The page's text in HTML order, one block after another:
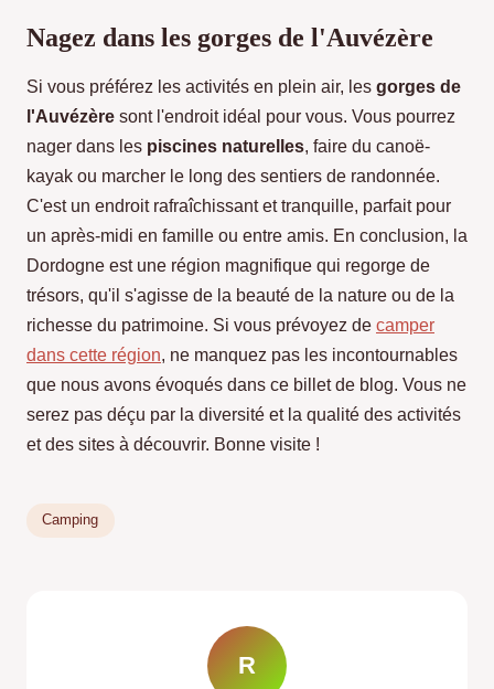
Nagez dans les gorges de l'Auvézère
Si vous préférez les activités en plein air, les gorges de
l'Auvézère sont l'endroit idéal pour vous. Vous pourrez
nager dans les piscines naturelles, faire du canoë-
kayak ou marcher le long des sentiers de randonnée.
C'est un endroit rafraîchissant et tranquille, parfait pour
un après-midi en famille ou entre amis. En conclusion, la
Dordogne est une région magnifique qui regorge de
trésors, qu'il s'agisse de la beauté de la nature ou de la
richesse du patrimoine. Si vous prévoyez de camper
dans cette région, ne manquez pas les incontournables
que nous avons évoqués dans ce billet de blog. Vous ne
serez pas déçu par la diversité et la qualité des activités
et des sites à découvrir. Bonne visite !
Camping
R